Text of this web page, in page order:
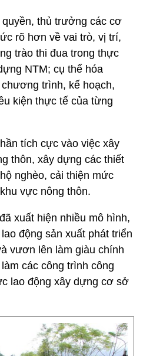
thủ trưởng các cơ
rõ hơn về vai trò, vị trí,
trào thi đua trong thực
NTM; cụ thể hóa
trình, kế hoạch,
kiện thực tế của từng
tích cực vào việc xây
thôn, xây dựng các thiết
nghèo, cải thiện mức
vực nông thôn.
xuất hiện nhiều mô hình,
động sản xuất phát triển
vươn lên làm giàu chính
các công trình công
lao động xây dựng cơ sở